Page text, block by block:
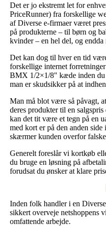
Det er jo ekstremt let for
PriceRunner) fra forskellige
af Diverse e-firmaer været
på produkterne – til børn og
kvinder – en hel del, og
Det kan dog til hver en tid
forskellige internet
BMX 1/2×1/8" kæde inden du
man er skudsikker på at
Man må blot være så påvagt,
deres produkter til en
kan det tit være et tegn på en
med kort er på den anden
skærmer kunden overfor
Generelt foreslår vi kortkøb
du bruge en løsning på
forudsat du ønsker at klare
Inden folk handler i en
sikkert overveje netshoppens
omfattende arbejde.